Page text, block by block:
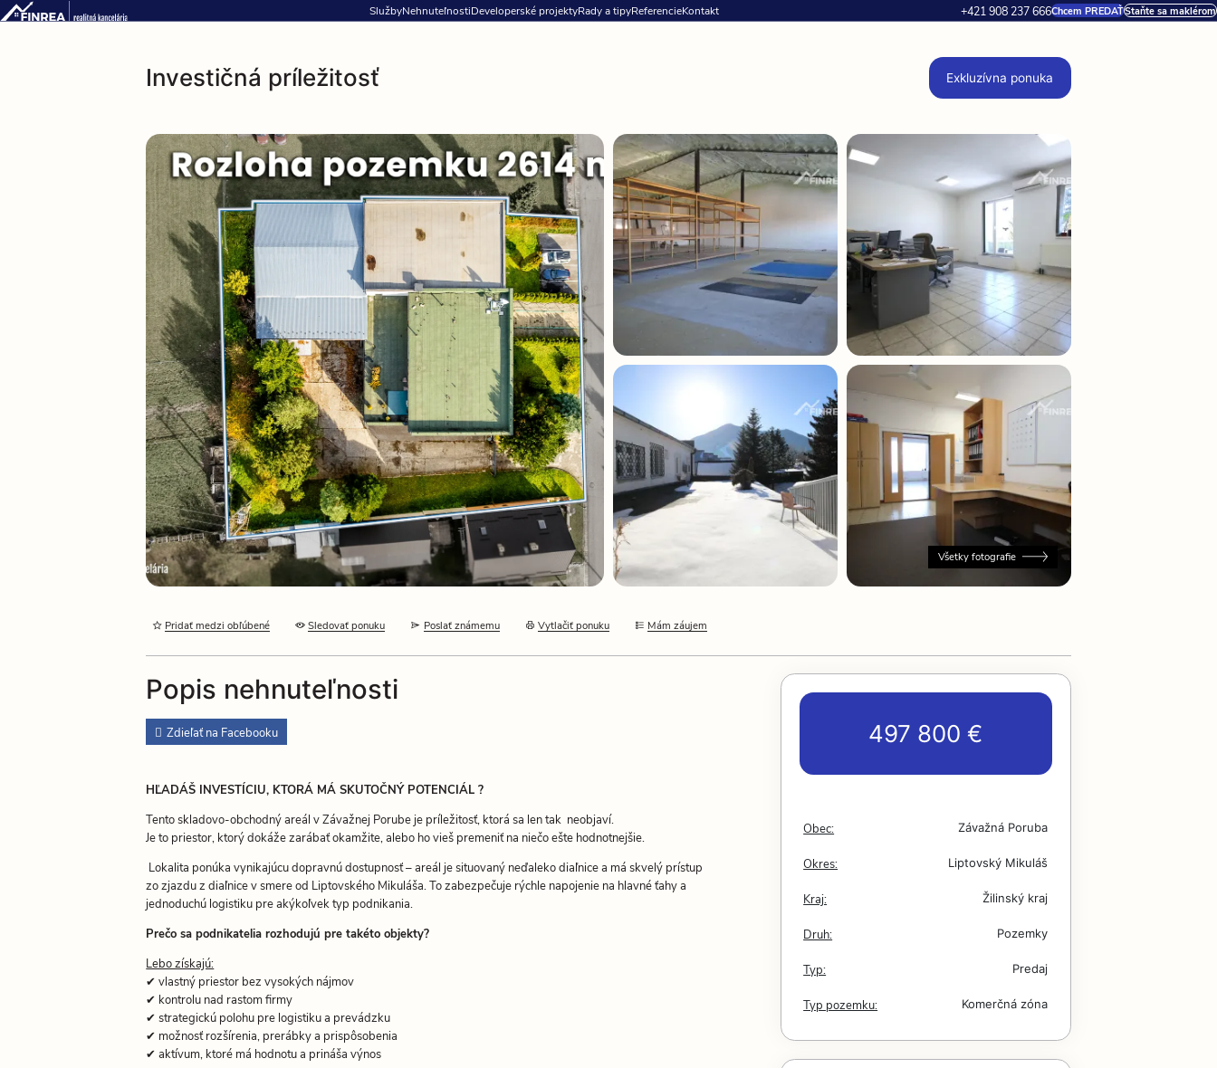
SlužbyNehnuteľnostiDeveloperské projektyRady a tipyReferencieKontakt +421 908 237 666Chcem PREDAŤStaňte sa maklérom
Investičná príležitosť Exkluzívna ponuka
Všetky fotografie
Pridať medzi obľúbené Sledovať ponuku Poslať známemu Vytlačiť ponuku Mám záujem
Popis nehnuteľnosti
Zdieľať na Facebooku
HĽADÁŠ INVESTÍCIU, KTORÁ MÁ SKUTOČNÝ POTENCIÁL ?
Tento skladovo-obchodný areál v Závažnej Porube je príležitosť, ktorá sa len tak neobjaví.
Je to priestor, ktorý dokáže zarábať okamžite, alebo ho vieš premeniť na niečo ešte hodnotnejšie.
Lokalita ponúka vynikajúcu dopravnú dostupnosť – areál je situovaný neďaleko diaľnice a má skvelý prístup
zo zjazdu z diaľnice v smere od Liptovského Mikuláša. To zabezpečuje rýchle napojenie na hlavné ťahy a
jednoduchú logistiku pre akýkoľvek typ podnikania.
Prečo sa podnikatelia rozhodujú pre takéto objekty?
Lebo získajú:
✔ vlastný priestor bez vysokých nájmov
✔ kontrolu nad rastom firmy
✔ strategickú polohu pre logistiku a prevádzku
✔ možnosť rozšírenia, prerábky a prispôsobenia
✔ aktívum, ktoré má hodnotu a prináša výnos
497 800 €
Obec: Závažná Poruba
Okres: Liptovský Mikuláš
Kraj: Žilinský kraj
Druh: Pozemky
Typ: Predaj
Typ pozemku: Komerčná zóna